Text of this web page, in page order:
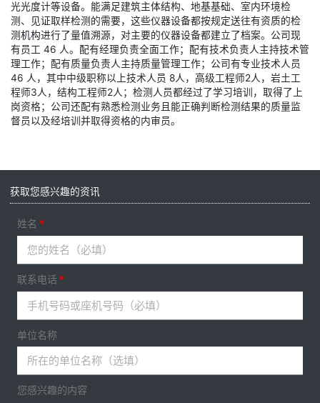
光光度计等设备。能满足建筑主体结构、地基基础、室内环境检
测、见证取样检测的需要，这些仪器设备都按规定送往有资质的检
测机构进行了量值溯源，对主要的仪器设备都建立了档案。公司现
有员工 46 人。配有经理负责全面工作；配有技术负责人主持技术管
理工作；配有质量负责人主持质量管理工作；公司有专业技术人员
46 人，其中中级职称以上技术人员 8人，高级工程师2人，岩土工
程师3人，结构工程师2人；检测人员都经过了学习培训，取得了上
岗资格；公司还配有熟悉检测业务且能正确判断检测结果的质量监
督员以及经培训并取得资格的内审员。
获取您感兴趣的资讯
姓名
联系电话
单位名称
您感兴趣的内容